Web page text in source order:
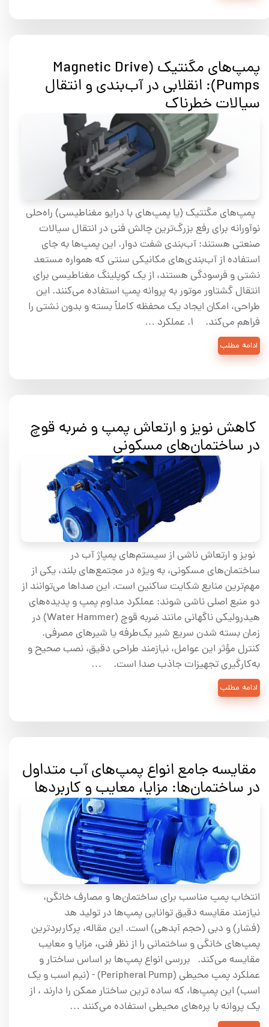
پمپ‌های مگنتیک (Magnetic Drive
Pumps): انقلابی در آب‌بندی و انتقال
سیالات خطرناک
پمپ‌های مگنتیک (یا پمپ‌های با درایو مغناطیسی) راه‌حلی
نوآورانه برای رفع بزرگ‌ترین چالش فنی در انتقال سیالات
صنعتی هستند: آب‌بندی شفت دوار. این پمپ‌ها به جای
استفاده از آب‌بندی‌های مکانیکی سنتی که همواره مستعد
نشتی و فرسودگی هستند، از یک کوپلینگ مغناطیسی برای
انتقال گشتاور موتور به پروانه پمپ استفاده می‌کنند. این
طراحی، امکان ایجاد یک محفظه کاملاً بسته و بدون نشتی را
فراهم می‌کند. ۱. عملکرد …
ادامه مطلب
کاهش نویز و ارتعاش پمپ و ضربه قوچ
در ساختمان‌های مسکونی
نویز و ارتعاش ناشی از سیستم‌های پمپاژ آب در
ساختمان‌های مسکونی، به ویژه در مجتمع‌های بلند، یکی از
مهم‌ترین منابع شکایت ساکنین است. این صداها می‌توانند از
دو منبع اصلی ناشی شوند: عملکرد مداوم پمپ و پدیده‌های
هیدرولیکی ناگهانی مانند ضربه قوچ (Water Hammer) در
زمان بسته شدن سریع شیر یک‌طرفه یا شیرهای مصرفی.
کنترل مؤثر این عوامل، نیازمند طراحی دقیق، نصب صحیح و
به‌کارگیری تجهیزات جاذب صدا است. …
ادامه مطلب
مقایسه جامع انواع پمپ‌های آب متداول
در ساختمان‌ها: مزایا، معایب و کاربردها
انتخاب پمپ مناسب برای ساختمان‌ها و مصارف خانگی،
نیازمند مقایسه دقیق توانایی پمپ‌ها در تولید هد
(فشار) و دبی (حجم آبدهی) است. این مقاله، پرکاربردترین
پمپ‌های خانگی و ساختمانی را از نظر فنی، مزایا و معایب
مقایسه می‌کند. بررسی انواع پمپ‌ها بر اساس ساختار و
عملکرد پمپ محیطی (Peripheral Pump) - (نیم اسب و یک
اسب) این پمپ‌ها، که ساده ترین ساختار ممکن را دارند ، از
یک پروانه با پره‌های محیطی استفاده می‌کنند …